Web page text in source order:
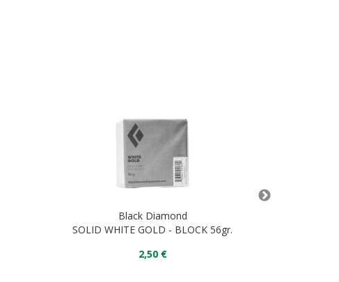
Black Diamond
SOLID WHITE GOLD - BLOCK 56gr.
2,50 €